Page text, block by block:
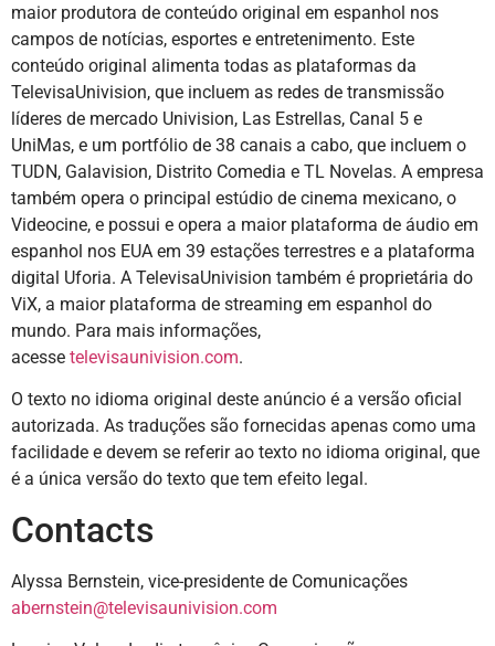
maior produtora de conteúdo original em espanhol nos
campos de notícias, esportes e entretenimento. Este
conteúdo original alimenta todas as plataformas da
TelevisaUnivision, que incluem as redes de transmissão
líderes de mercado Univision, Las Estrellas, Canal 5 e
UniMas, e um portfólio de 38 canais a cabo, que incluem o
TUDN, Galavision, Distrito Comedia e TL Novelas. A empresa
também opera o principal estúdio de cinema mexicano, o
Videocine, e possui e opera a maior plataforma de áudio em
espanhol nos EUA em 39 estações terrestres e a plataforma
digital Uforia. A TelevisaUnivision também é proprietária do
ViX, a maior plataforma de streaming em espanhol do
mundo. Para mais informações,
acesse televisaunivision.com.
O texto no idioma original deste anúncio é a versão oficial
autorizada. As traduções são fornecidas apenas como uma
facilidade e devem se referir ao texto no idioma original, que
é a única versão do texto que tem efeito legal.
Contacts
Alyssa Bernstein, vice-presidente de Comunicações
abernstein@televisaunivision.com